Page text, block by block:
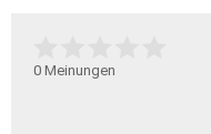
0 Meinungen